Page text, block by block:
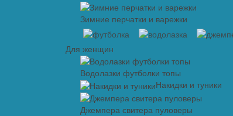
Зимние перчатки и варежки
Для женщин
Водолазки футболки топы
Накидки и туники
Джемпера свитера пуловеры